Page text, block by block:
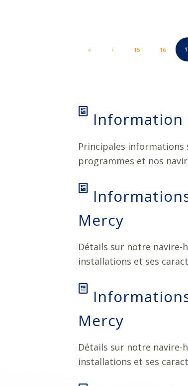
« ‹ 15 16
Information
Principales
programmes et nos
Mercy
Détails sur notre
installations et ses
Mercy
Détails sur notre
installations et ses